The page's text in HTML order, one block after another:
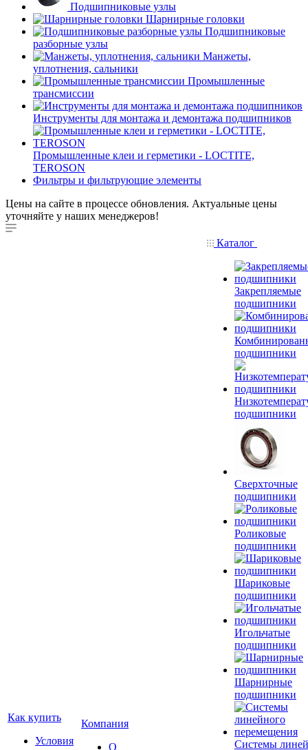
Подшипниковые узлы
Шарнирные головки
Подшипниковые
разборные узлы
Манжеты,
уплотнения, сальники
Промышленные
трансмиссии
Инструменты для монтажа и демонтажа подшипников
Промышленные клеи и герметики - LOCTITE,
TEROSON
Фильтры и фильтрующие элементы
Цены на сайте в процессе обновления. Актуальные цены
уточняйте у наших менеджеров!
Как купить
Условия
Компания
О
Каталог
Закрепляемые
подшипники
подшипники
подшипники
Сверхточные
подшипники
Роликовые
подшипники
Шариковые
подшипники
Игольчатые
подшипники
Шарнирные
подшипники
Системы